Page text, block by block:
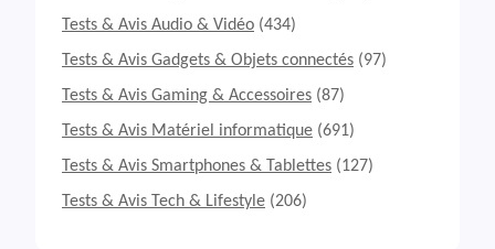
Tests & Avis Audio & Vidéo (434)
Tests & Avis Gadgets & Objets connectés (97)
Tests & Avis Gaming & Accessoires (87)
Tests & Avis Matériel informatique (691)
Tests & Avis Smartphones & Tablettes (127)
Tests & Avis Tech & Lifestyle (206)